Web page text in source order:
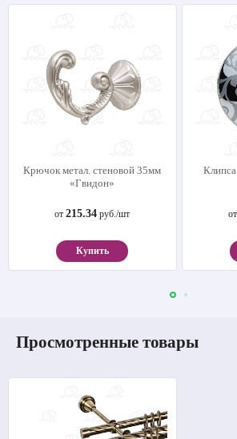
Крючок метал. стеновой 35мм
«Гвидон»
от215.34 руб./шт
Купить
от
Просмотренные товары